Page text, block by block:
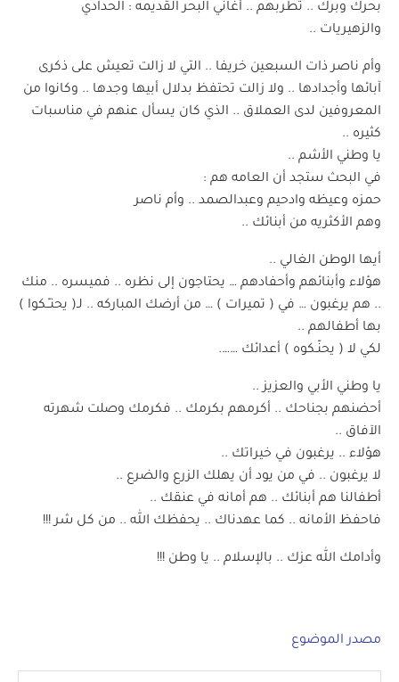
بحرك وبرك .. تطربهم .. أغاني البحر القديمه : الحدادي
والزهيريات ..
وأم ناصر ذات السبعين خريفا .. التي لا زالت تعيش على ذكرى
آبائها وأجدادها .. ولا زالت تحتفظ بدلال أبيها وجدها .. وكانوا من
المعروفين لدى العملاق .. الذي كان يسأل عنهم في مناسبات
كثيره ..
يا وطني الأشم ..
في البحث ستجد أن العامه هم :
حمزه وعيظه وادحيم وعبدالصمد .. وأم ناصر
وهم الأكثريه من أبنائك ..
أيها الوطن الغالي ..
هؤلاء وأبنائهم وأحفادهم … يحتاجون إلى نظره .. فميسره .. منك
.. هم يرغبون … في ( تميرات ) … من أرضك المباركه .. لـ( يحنـّـكوا )
بها أطفالهم ..
لكي لا ( يحنّـكوه ) أعدائك …….
يا وطني الأبي والعزيز ..
أحضنهم بجناحك .. أكرمهم بكرمك .. فكرمك وصلت شهرته
الآفاق ..
هؤلاء .. يرغبون في خيراتك ..
لا يرغبون .. في من يود أن يهلك الزرع والضرع ..
أطفالنا هم أبنائك .. هم أمانه في عنقك ..
فاحفظ الأمانه .. كما عهدناك .. يحفظك الله .. من كل شر !!!
وأدامك الله عزك .. بالإسلام .. يا وطن !!!
مصدر الموضوع